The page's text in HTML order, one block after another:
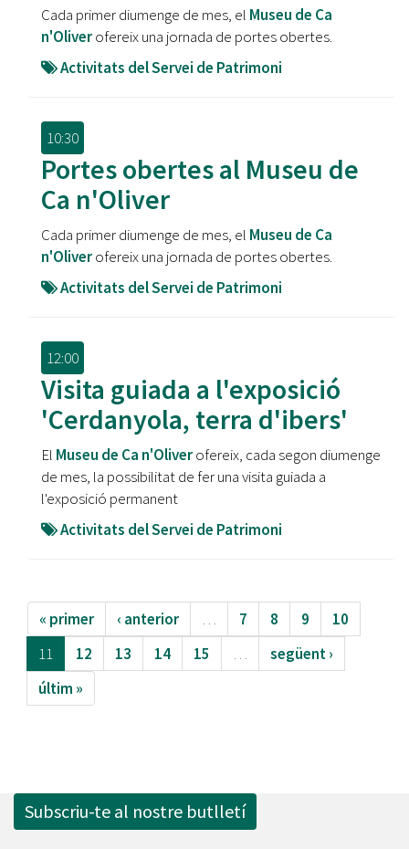
Cada primer diumenge de mes, el Museu de Ca
n'Oliverofereix una jornada de portes obertes.
Activitats del Servei de Patrimoni
10:30
Portes obertes al Museu de
Ca n'Oliver
Cada primer diumenge de mes, el Museu de Ca
n'Oliverofereix una jornada de portes obertes.
Activitats del Servei de Patrimoni
12:00
Visita guiada a l'exposició
'Cerdanyola, terra d'ibers'
El Museu de Ca n'Oliverofereix, cada segon diumenge
de mes, la possibilitat de fer una visita guiada a
l'exposició permanent
Activitats del Servei de Patrimoni
« primer ‹ anterior … 7 8 9
10
11
12 13 14 15 …
següent ›
últim »
Subscriu-te al nostre butlletí